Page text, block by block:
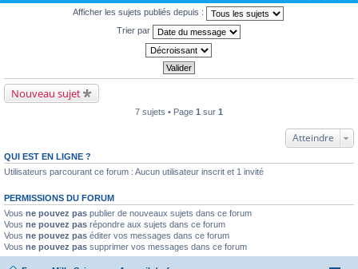
Afficher les sujets publiés depuis :
Trier par
Nouveau sujet
7 sujets • Page 1 sur 1
Atteindre
QUI EST EN LIGNE ?
Utilisateurs parcourant ce forum : Aucun utilisateur inscrit et 1 invité
PERMISSIONS DU FORUM
Vous ne pouvez pas publier de nouveaux sujets dans ce forum
Vous ne pouvez pas répondre aux sujets dans ce forum
Vous ne pouvez pas éditer vos messages dans ce forum
Vous ne pouvez pas supprimer vos messages dans ce forum